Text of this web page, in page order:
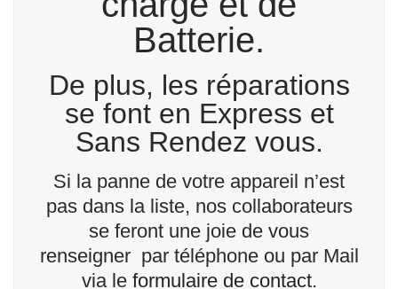
Batterie.
De plus, les réparations
se font en Express et
Sans Rendez vous.
Si la panne de votre appareil n’est
pas dans la liste, nos collaborateurs
se feront une joie de vous
renseigner par téléphone ou par Mail
via le formulaire de contact.